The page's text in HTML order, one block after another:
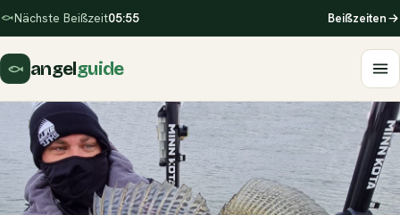
Nächste Beißzeit05:55 Beißzeiten
angelguide